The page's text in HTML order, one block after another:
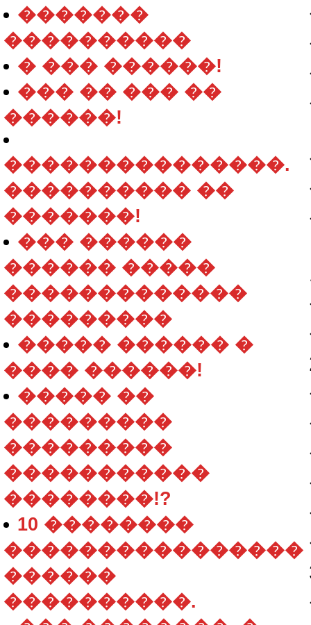
�������
����������
� ��� ������!
��� �� ��� ��
������!
���������������.
���������� ��
�������!
��� ������
������ �����
�������������
���������
����� ������ �
���� ������!
����� ��
���������
���������
�����������
��������!?
10 ��������
����������������
������
����������.